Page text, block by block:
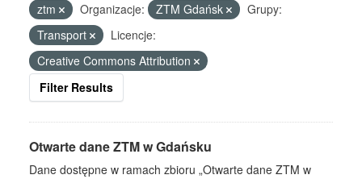
ztm
Organizacje: ZTM Gdańsk
Grupy:
Transport
Licencje:
Creative Commons Attribution
Filter Results
Otwarte dane ZTM w Gdańsku
Dane dostępne w ramach zbioru „Otwarte dane ZTM w